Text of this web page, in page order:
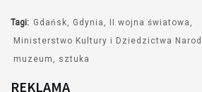
Tagi: Gdańsk Gdynia
II wojna światowa
Ministerstwo Kultury i Dziedzictwa
muzeum
sztuka
REKLAMA